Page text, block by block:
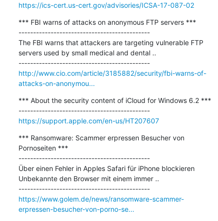
https://ics-cert.us-cert.gov/advisories/ICSA-17-087-02
*** FBI warns of attacks on anonymous FTP servers ***
---------------------------------------------
The FBI warns that attackers are targeting vulnerable FTP
servers used by small medical and dental ..
---------------------------------------------
http://www.cio.com/article/3185882/security/fbi-warns-of-
attacks-on-anonymou...
*** About the security content of iCloud for Windows 6.2 ***
---------------------------------------------
https://support.apple.com/en-us/HT207607
*** Ransomware: Scammer erpressen Besucher von
Pornoseiten ***
---------------------------------------------
Über einen Fehler in Apples Safari für iPhone blockieren
Unbekannte den Browser mit einem immer ..
---------------------------------------------
https://www.golem.de/news/ransomware-scammer-
erpressen-besucher-von-porno-se...